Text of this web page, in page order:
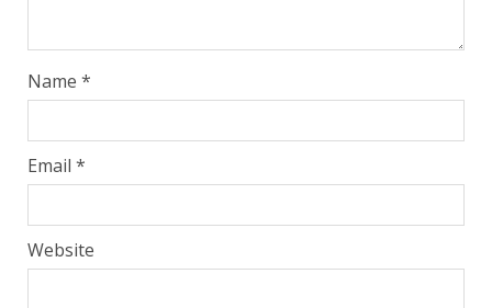
Name *
Email *
Website